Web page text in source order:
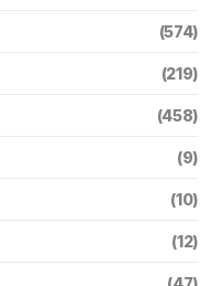
(574)
(219)
(458)
(9)
(10)
(12)